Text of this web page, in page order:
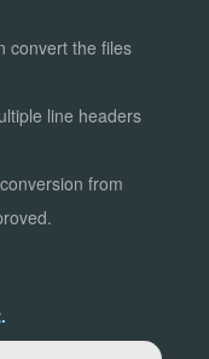
convert the files
line headers
from